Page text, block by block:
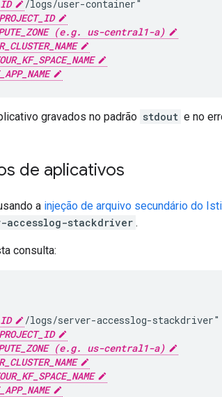
/logs/user-container"
(e.g. us-central1-a)
gravados no padrão stdout e no
de aplicativos
a injeção de arquivo secundário do
accesslog-stackdriver .
consulta:
/logs/server-accesslog-stackdriver"
(e.g. us-central1-a)